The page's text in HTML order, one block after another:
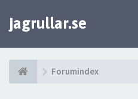
jagrullar.se
Forumindex